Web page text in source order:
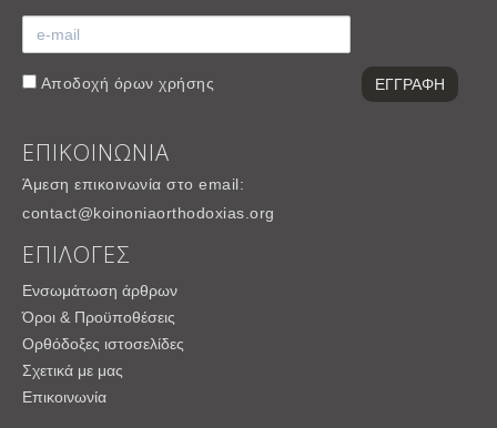
Αποδοχή όρων χρήσης
ΕΠΙΚΟΙΝΩΝΙΑ
Άμεση επικοινωνία στο email:
contact@koinoniaorthodoxias.org
ΕΠΙΛΟΓΕΣ
Ενσωμάτωση άρθρων
Όροι & Προϋποθέσεις
Ορθόδοξες ιστοσελίδες
Σχετικά με μας
Επικοινωνία